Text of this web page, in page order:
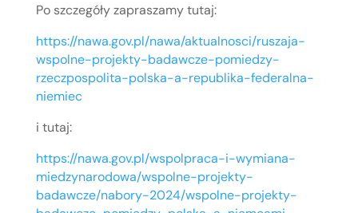
Po szczegóły zapraszamy tutaj:
https://nawa.gov.pl/nawa/aktualnosci/ruszaja-
wspolne-projekty-badawcze-pomiedzy-
rzeczpospolita-polska-a-republika-federalna-
niemiec
i tutaj:
https://nawa.gov.pl/wspolpraca-i-wymiana-
miedzynarodowa/wspolne-projekty-
badawcze/nabory-2024/wspolne-projekty-